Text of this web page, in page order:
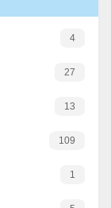
4
27
13
109
1